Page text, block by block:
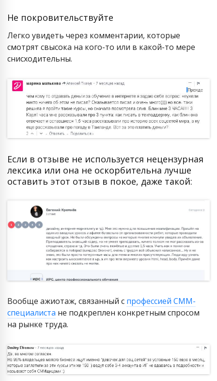
Не покровительствуйте
Легко увидеть через комментарии, которые
смотрят свысока на кого-то или в какой-то мере
снисходительны.
Если в отзыве не используется нецензурная
лексика или она не оскорбительна лучше
оставить этот отзыв в покое, даже такой:
Вообще ажиотаж, связанный с профессией СММ-
специалиста не подкреплен конкретным спросом
на рынке труда.